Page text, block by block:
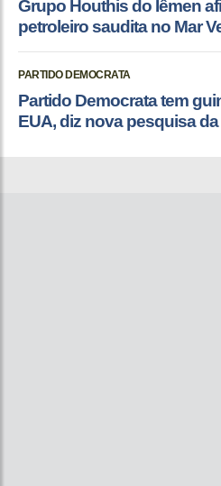
Grupo Houthis do Iêmen
petroleiro saudita no Mar
PARTIDO DEMOCRATA
Partido Democrata tem
EUA, diz nova pesquisa